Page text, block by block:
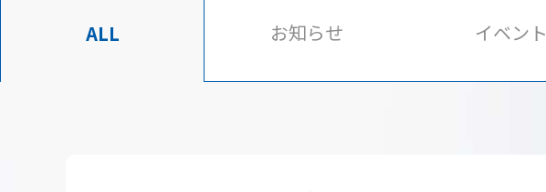
ALL お知らせ イベント